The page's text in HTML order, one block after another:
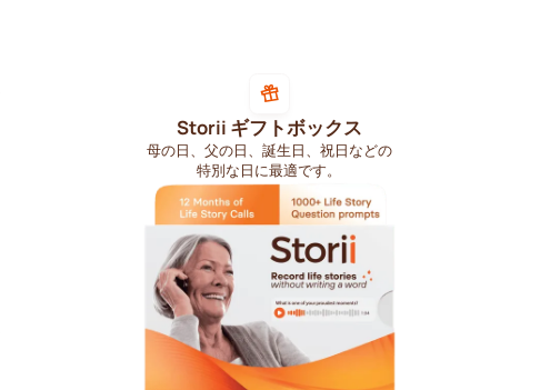
Storii ギフトボックス
母の日、父の日、誕生日、祝日などの
特別な日に最適です。